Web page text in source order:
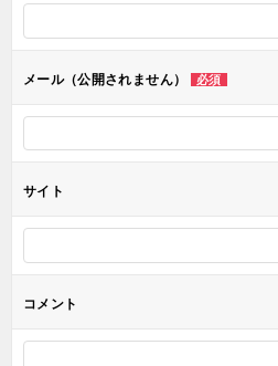
ン
メール（公開されません） 必須
サイト
コメント